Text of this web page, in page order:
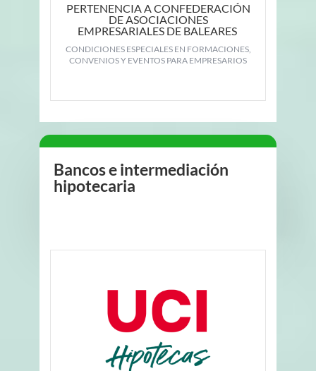
PERTENENCIA A CONFEDERACIÓN
DE ASOCIACIONES
EMPRESARIALES DE BALEARES
CONDICIONES ESPECIALES EN FORMACIONES,
CONVENIOS Y EVENTOS PARA EMPRESARIOS
Bancos e intermediación
hipotecaria